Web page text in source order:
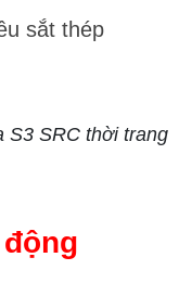
sắt thép
S3 SRC thời trang